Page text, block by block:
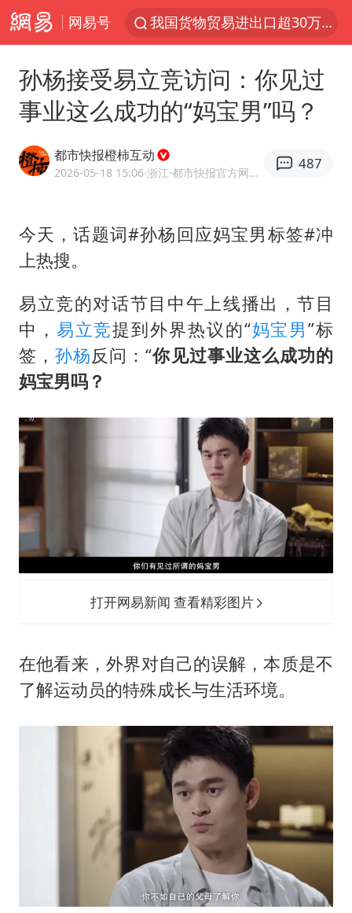
网易号
我国货物贸易进出口超30万亿元
国防部回应日本试射“战斧”导弹
女子开一天一夜空调后二氧化碳中毒
山东一元代青花杯离奇失踪
台湾海峡南口北上船舶实施交通管制
“新疆阿勒泰八月能滑雪”不实
四川宜宾地震网友称睡觉被摇醒
今日立秋你咬秋了吗
公司“上四休三”但要降薪1000元
东方之约 相约未来
孙杨接受易立竞访问：你见过
事业这么成功的“妈宝男”吗？
都市快报橙柿互动
2026-05-18 15:06·浙江 ·都市快报官方网易号
487
今天，话题词#孙杨回应妈宝男标签#冲
上热搜。
易立竞的对话节目中午上线播出，节目
中， 易立竞提到外界热议的“妈宝男”标
签，孙杨反问：“你见过事业这么成功的
妈宝男吗？
打开网易新闻 查看精彩图片
在他看来，外界对自己的误解，本质是不
了解运动员的特殊成长与生活环境。